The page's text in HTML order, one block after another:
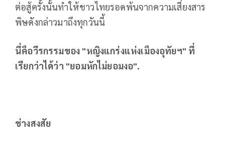
ต่อสู้ครั้งนั้นทำให้ชาวไทยรอดพ้นจากความเสี่ยงสาร
พิษดังกล่าวมาถึงทุกวันนี้
นี่คือวีรกรรมของ "หญิงแกร่งแห่งเมืองอุทัยฯ" ที่
เรียกว่าได้ว่า "ยอมหักไม่ยอมงอ".
ช่างสงสัย